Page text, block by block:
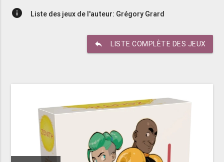
info Liste des jeux de l'auteur: Grégory Grard
reply LISTE COMPLÈTE DES JEUX